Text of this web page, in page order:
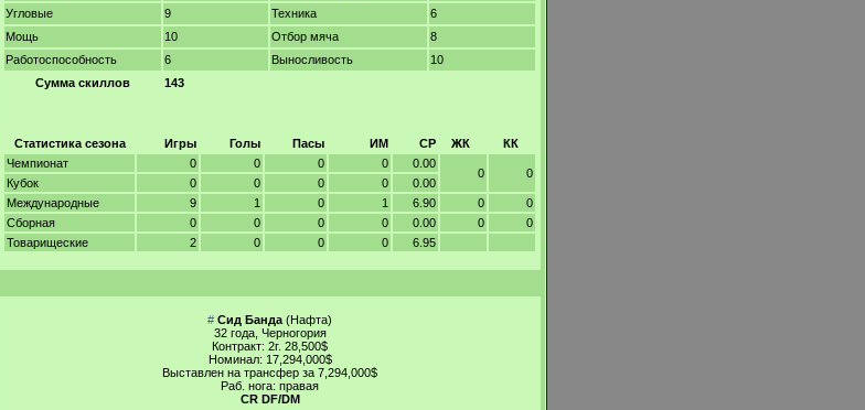
Угловые
9 Техника
6
Мощь
10 Отбор мяча
8
Работоспособность
6 Выносливость
10
Сумма скиллов
143
Статистика сезона Игры Голы Пасы ИМ СР ЖК
КК
Чемпионат
0 0 0 0 0.00
0 0
Кубок 0 0 0 0
0.00
Международные
9 1 0 1 6.90 0
0
Сборная
0 0 0 0 0.00 0
0
Товарищеские
2 0 0 0 6.95
# Сид Банда (Нафта)
32 года, Черногория
Контракт: 2г. 28,500$
Номинал: 17,294,000$
Выставлен на трансфер за 7,294,000$
Раб. нога: правая
CR DF/DM